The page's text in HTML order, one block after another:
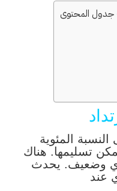
المئوية
تسليمها. هناك
وضعيف. يحدث
عند